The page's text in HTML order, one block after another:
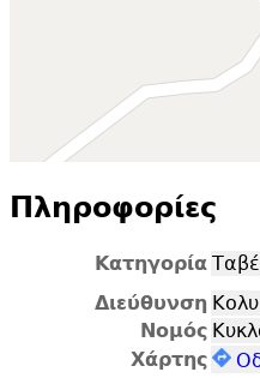
Πληροφορίες
Κατηγορία
Διεύθυνση
Νομός
Χάρτης